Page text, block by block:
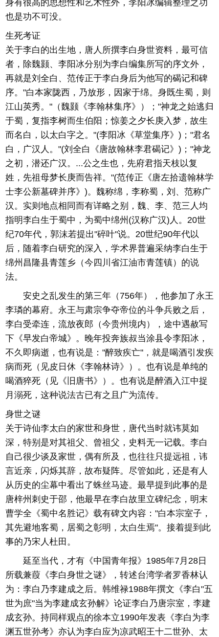
身有很高的思想性和艺术性外，李阳冰编辑整理之功
也是功不可没。
生死考证
关于李白的出生地，唐人所撰李白身世资料，最可信
者，除魏颢、李阳冰分别为李白编集所写的序文外，
再就是刘全白、范传正于李白身后为他写的碣记和碑
序。"白本家陇西，乃放形，因家于绵。身既生蜀，则
江山英秀。"（魏颢《李翰林集序》）；"神龙之始逃归
于蜀，复指李树而生伯阳；惊姜之夕长庚入梦，故生
而名白，以太白字之。"(李阳冰《草堂集序》)；"君名
白，广汉人。"(刘全白《唐故翰林李君碣记》)；"神龙
之初，潜还广汉。...公之生也，先府君指天枝以复
姓，先祖母梦长庚而告祥。"(范传正《唐左拾遗翰林学
士李公新墓碑并序》)。魏称绵，李称蜀，刘、范称广
汉。实则地点相同而有详略之别，魏、李、范三人均
指明李白生于蜀中，为蜀中绵州(汉称广汉)人。20世
纪70年代，郭沫若提出"碎叶"说。20世纪90年代以
后，随着李白研究的深入，学术界普遍采纳李白生于
绵州昌隆县青莲乡（今四川省江油市青莲镇）的说
法。
安史之乱发生的第三年（756年），他参加了永王
李璘的幕府。永王与肃宗争夺帝位的斗争兵败之后，
李白受牵连，流放夜郎（今贵州境内），途中遇赦写
下《早发白帝城》。晚年投奔族叔当涂县令李阳冰，
不久即病逝，也有说是："醉致疾亡"，就是喝酒引发疾
病而死（见皮日休《李翰林诗》）。也有说是单纯的
喝酒猝死（见《旧唐书》）。也有说是醉酒入江中捉
月溺死，这种说法古已有之且广为流传。
身世之谜
关于诗仙李太白的家世和身世，唐代当时就讳莫如
深，特别是对其祖父、曾祖父，史料无一记载。李白
自己很少谈及家世，偶有所及，也往往只提远祖，讳
言近亲，闪烁其辞，故布疑阵。尽管如此，还是有人
从历史的尘幕中看出了蛛丝马迹。最早提到此事的是
唐梓州刺史于邵，他最早在李白故里立碑纪念，明末
曹学全《蜀中名胜记》载有碑文内容："白本宗室子，
其先避地客蜀，居蜀之彰明，太白生焉"。接着提到此
事的乃宋人杜田。
延至当代，才有《中国青年报》1985年7月28日
所载兼葭《李白身世之谜》，转述台湾学者罗香林认
为：李白乃李建成之后。韩维禄1988年撰文《李白"五
世为庶"当为李建成玄孙解》论证李白乃唐宗室，李建
成玄孙。持同样观点的徐本立1990年发表《李白为李
渊五世孙考》亦认为李白应为凉武昭王十二世孙、太